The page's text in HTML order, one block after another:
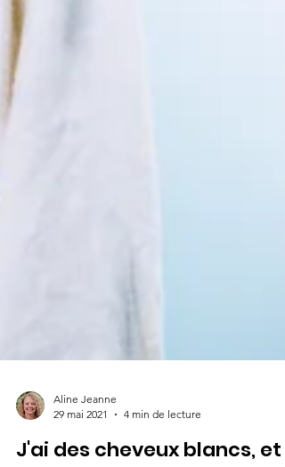
29 mai 2021
4 min de lecture